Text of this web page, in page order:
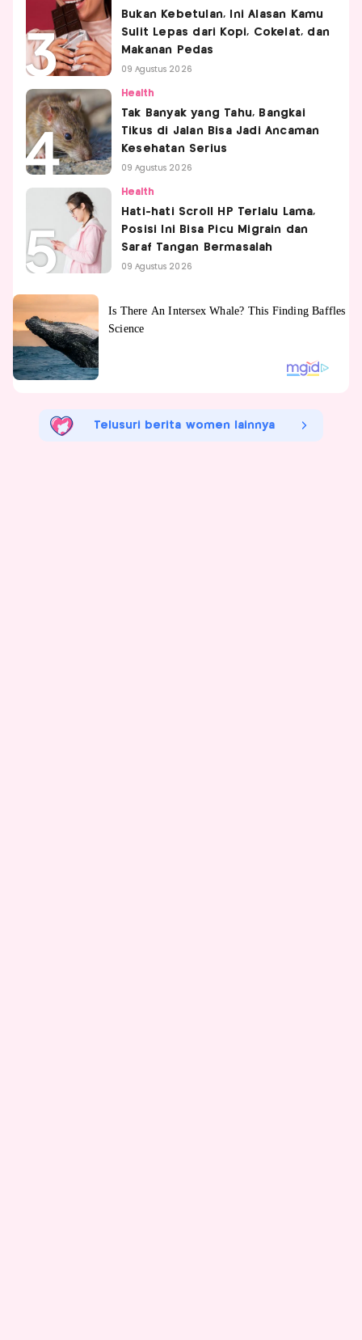
Bukan Kebetulan, Ini Alasan Kamu
Sulit Lepas dari Kopi, Cokelat, dan
Makanan Pedas
09 Agustus 2026
Health
Tak Banyak yang Tahu, Bangkai
Tikus di Jalan Bisa Jadi Ancaman
Kesehatan Serius
09 Agustus 2026
Health
Hati-hati Scroll HP Terlalu Lama,
Posisi Ini Bisa Picu Migrain dan
Saraf Tangan Bermasalah
09 Agustus 2026
Telusuri berita women lainnya